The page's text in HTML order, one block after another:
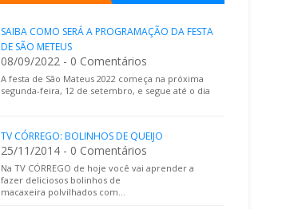
SAIBA COMO SERÁ A PROGRAMAÇÃO DA FESTA
DE SÃO METEUS
08/09/2022 - 0 Comentários
A festa de São Mateus 2022 começa na próxima
segunda-feira, 12 de setembro, e segue até o dia
TV CÓRREGO: BOLINHOS DE QUEIJO
25/11/2014 - 0 Comentários
Na TV CÓRREGO de hoje você vai aprender a
fazer deliciosos bolinhos de
macaxeira polvilhados com…